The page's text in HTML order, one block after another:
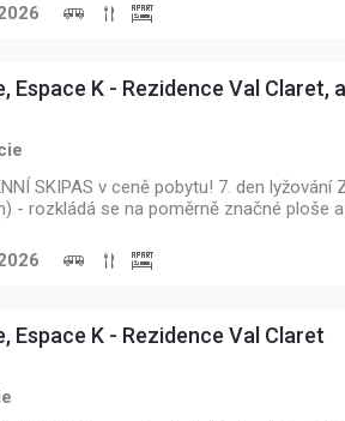
Espace K - Rezidence Val Claret,
SKIPAS v ceně pobytu! 7. den
- rozkládá se na poměrně značné ploše
Espace K - Rezidence Val Claret